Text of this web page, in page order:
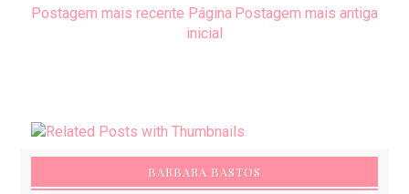
Postagem mais recente Postagem mais antiga
Página
inicial
BARBARA BASTOS